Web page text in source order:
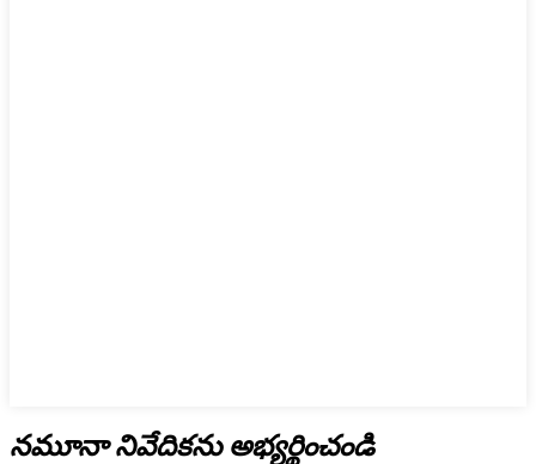
నమూనా నివేదికను అభ్యర్థించండి